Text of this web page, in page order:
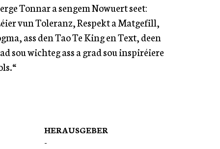
Tonnar a sengem Nowuert seet:
vun Toleranz, Respekt a Matgefill,
ass den Tao Te King en Text, deen
sou wichteg ass a grad sou inspiréiere
HERAUSGEBER
-